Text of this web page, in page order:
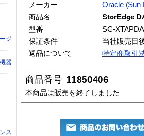
メーカー
Oracle (Sun
商品名
StorEdge
型番
SG-
保証条件
当社販売日
返品について
特定商取引
商品番号 11850406
本商品は販売を終了しました
ジ
器
ス